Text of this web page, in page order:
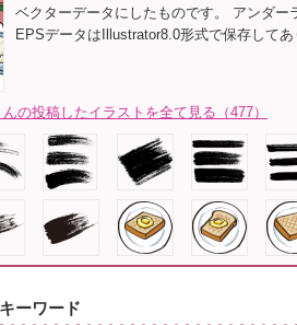
ベクターデータにしたものです。 アンダー
EPSデータはIllustrator8.0形式で保存してあ
の投稿したイラストを全て見る（477）
ーワード